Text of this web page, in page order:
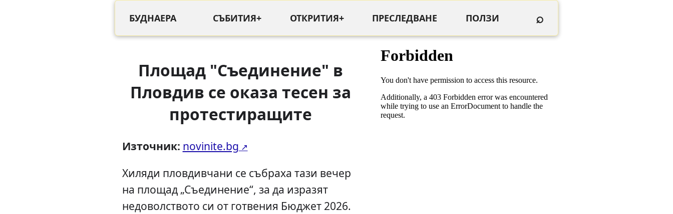
БУДНАЕРА СЪБИТИЯ+ ОТКРИТИЯ+ ПРЕСЛЕДВАНЕ ПОЛЗИ ⌕
Площад "Съединение" в
Пловдив се оказа тесен за
протестиращите
Източник: novinite.bg
Хиляди пловдивчани се събраха тази вечер
на площад „Съединение“, за да изразят
недоволството си от готвения Бюджет 2026.